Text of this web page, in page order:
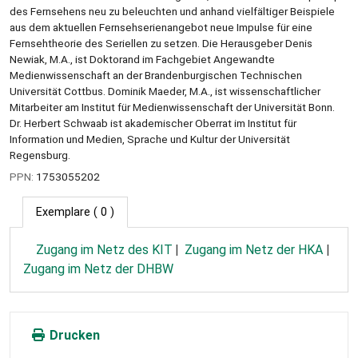
des Fernsehens neu zu beleuchten und anhand vielfältiger Beispiele
aus dem aktuellen Fernsehserienangebot neue Impulse für eine
Fernsehtheorie des Seriellen zu setzen. Die Herausgeber Denis
Newiak, M.A., ist Doktorand im Fachgebiet Angewandte
Medienwissenschaft an der Brandenburgischen Technischen
Universität Cottbus. Dominik Maeder, M.A., ist wissenschaftlicher
Mitarbeiter am Institut für Medienwissenschaft der Universität Bonn.
Dr. Herbert Schwaab ist akademischer Oberrat im Institut für
Information und Medien, Sprache und Kultur der Universität
Regensburg.
PPN: 1753055202
Exemplare ( 0 )
Zugang im Netz des KIT
Zugang im Netz der HKA
Zugang im Netz der DHBW
Drucken